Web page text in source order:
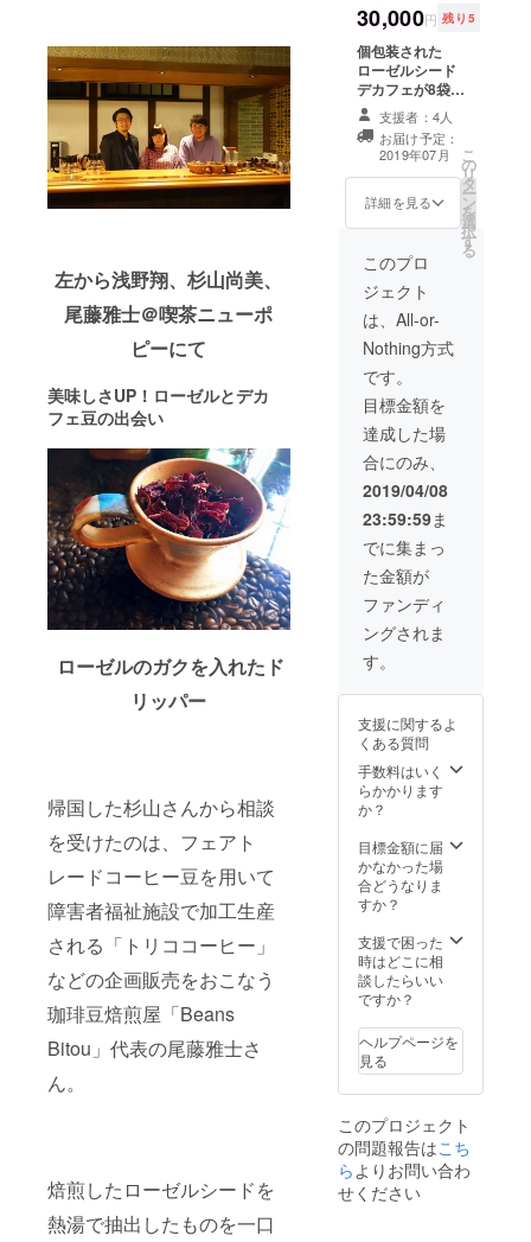
左から浅野翔、杉山尚美、
尾藤雅士＠喫茶ニューポ
ピーにて
美味しさUP ！ローゼルとデカ
フェ豆の出会い
ローゼルのガクを入れたド
リッパー
帰国した杉山さんから相談
を受けたのは、フェアト
レードコーヒー豆を用いて
障害者福祉施設で加工生産
される「トリココーヒー」
などの企画販売をおこなう
珈琲豆焙煎屋「Beans
Bitou」代表の尾藤雅士さ
ん。
焙煎したローゼルシードを
熱湯で抽出したものを一口
ばれる方た
ちへの就労
の場の提供
や、リハビ
リやリクリ
エーション
農家を目指
す。そし
て、エンド
ユーザーで
もある女性
からみた農
産物をつ
くっていき
たいです。
https://www.f
acebook.co
m/vegetarina
/
──
尾藤雅士
びとうまさ
し
れ喫茶店育
ち。９年前
に家業の喫
茶ポピーを
継ぎさらに
専門性を高
めるために
株式会社
BEANS
BITOUを設
立、喫茶神
戸館をオー
プン。名古
屋市内、東
京、広島な
どなど全国
約５０店に
焙煎豆を卸
している。
キャンドル
（5x5x5 cm）
です。
す。ジャムをつ
けて食べてみて
ください。 開封
後はできるだけ
早めにご利用く
ださい。お申し
込み時に、カッ
プのカラーをホ
ワイト・グレー
さい。 キャンド
ル Kinariによる
メージした特製
キャンドル
（5x5x5 cm）
です。
ワイトを同封し
ます。 Beans
Bitouが手がける
トリココーヒー
は、フェアト
レードで仕入れ
た珈琲豆を焙煎
し、福祉施設で
丁寧に不純物を
てできたコー
ヒーです。開封
早めにご利用く
ださい。お申し
込み時に、カッ
プのカラーをホ
ワイト・グレー
からお選びくだ
さい。キャンド
ル Kinariによる
ローゼルをイ
メージした特製
キャンドル
（5x5x5 cm）
です。
30,000円 残り5
個包装された
ローゼルシード
デカフェが8袋が
10セットはいっ
ています。 1616
/ Arita Japanの
ハンドル付き
コーヒーカップ
（ホワイト・グ
瑯 ポーチカ ミル
クパン 12cm ホ
ワイトを同封し
ます。 ベジタリ
菜が育てたロー
ゼルをたっぷり
とつかったジャ
ムは、酸味と甘
味のバランスが
良いです。ロー
ゼルジャムと柑
橘系をミックス
したジャムの2瓶
を同封します。
手がけるトリコ
コーヒーは、
フェアトレード
で仕入れた珈琲
豆を焙煎し、福
祉施設で丁寧に
不純物をハンド
ピックしてでき
たコーヒーで
す。やさしいス
イーツ・カフェ
コルポによる、
フィナンシェは
なんとグルテン
フリーです。
ジャムをつけて
さい。 開封後は
できるだけ早め
にご利用くださ
い。お申し込み
カラーをホワイ
ト・グレーから
お選びくださ
い。キャンドル
ローゼルをイ
メージした特製
キャンドル
（5x5x5 cm）
です。
支援者：4人
お届け予定：
2019年07月
詳細を見る
こ
の
リ
タ
ー
ン
を
選
択
す
る
このプロ
ジェクト
は、All-or-
Nothing方式
です。
目標金額を
達成した場
合にのみ、
2019/04/08
23:59:59ま
でに集まっ
た金額が
ファンディ
ングされま
す。
支援に関するよ
くある質問
手数料はいく
らかかります
か？
目標金額に届
かなかった場
合どうなりま
すか？
支援で困った
時はどこに相
談したらいい
ですか？
ヘルプページを
見る
このプロジェクト
の問題報告はこち
ら よりお問い合わ
せください